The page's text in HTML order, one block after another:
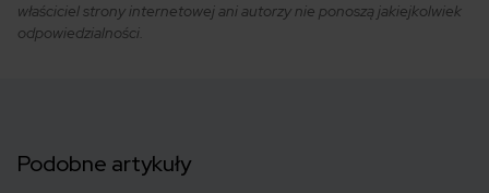
właściciel strony internetowej ani autorzy nie ponoszą jakiejkolwiek
odpowiedzialności.
Podobne artykuły